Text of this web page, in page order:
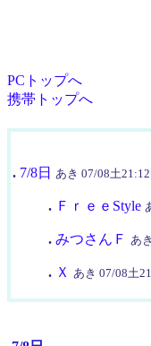
PCトップへ
携帯トップへ
. 7/8日 あき 07/08土
. ＦｒｅｅStyle
. みつさんＦ あ
. Ｘ あき 07/08土